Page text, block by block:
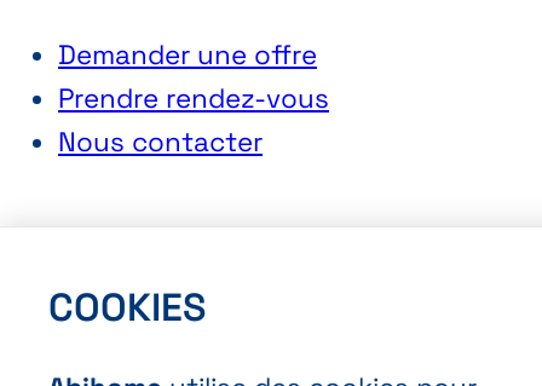
Conditions générales de vente
Demander une offre
Prendre rendez-vous
Nous contacter
COOKIES